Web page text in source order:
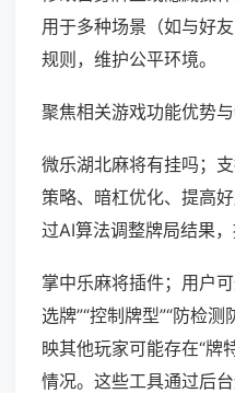
用于多种场景（如与好
规则，维护公平环境。
聚焦相关游戏功能优势与
微乐湖北麻将有挂吗；
策略、暗杠优化、提高
过AI算法调整牌局结果，
掌中乐麻将插件；用户
选牌”“控制牌型”“防检
映其他玩家可能存在“牌
情况。这些工具通过后